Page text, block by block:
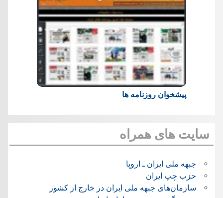
پیشخوان روزنامه ها
سایت های همراه
جبهه ملی ایران ـ اروپا
حزب چپ ایران
سازمان‌های جبهه ملی ایران در خارج از کشور